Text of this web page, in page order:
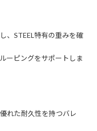
、STEEL特有の重みを確
ーピングをサポートしま
れた耐久性を持つバレ